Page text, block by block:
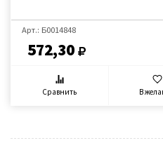
Арт.: Б0014848
572,30
Сравнить В